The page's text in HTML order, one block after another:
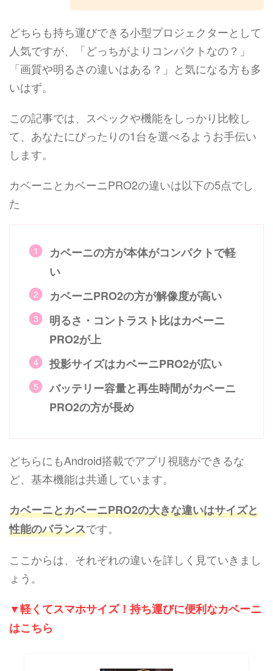
どちらも持ち運びできる小型プロジェクターとして
人気ですが、「どっちがよりコンパクトなの？」
「画質や明るさの違いはある？」と気になる方も多
いはず。
この記事では、スペックや機能をしっかり比較し
て、あなたにぴったりの1台を選べるようお手伝い
します。
カベーニとカベーニPRO2の違いは以下の5点でし
た
カベーニの方が本体がコンパクトで軽
い
カベーニPRO2の方が解像度が高い
明るさ・コントラスト比はカベーニ
PRO2が上
投影サイズはカベーニPRO2が広い
バッテリー容量と再生時間がカベーニ
PRO2の方が長め
どちらにもAndroid搭載でアプリ視聴ができるな
ど、基本機能は共通しています。
カベーニとカベーニPRO2の大きな違いはサイズと
性能のバランスです。
ここからは、それぞれの違いを詳しく見ていきまし
ょう。
▼軽くてスマホサイズ！持ち運びに便利なカベーニ
はこちら